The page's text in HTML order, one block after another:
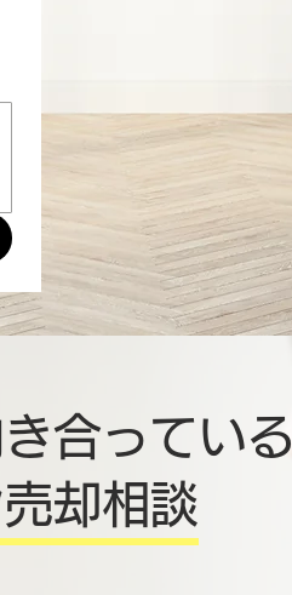
合っている
却相談